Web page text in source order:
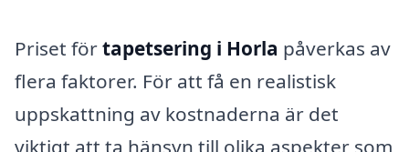
Priset förtapetsering i Horla påverkas av
flera faktorer. För att få en realistisk
uppskattning av kostnaderna är det
viktigt att ta hänsyn till olika aspekter som